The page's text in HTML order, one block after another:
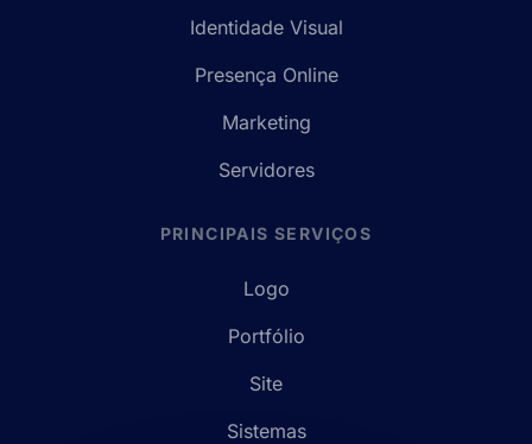
Identidade Visual
Presença Online
Marketing
Servidores
PRINCIPAIS SERVIÇOS
Logo
Portfólio
Site
Sistemas